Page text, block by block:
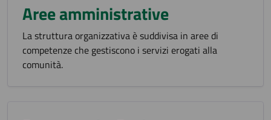
Aree amministrative
La struttura organizzativa è suddivisa in aree di
competenze che gestiscono i servizi erogati alla
comunità.